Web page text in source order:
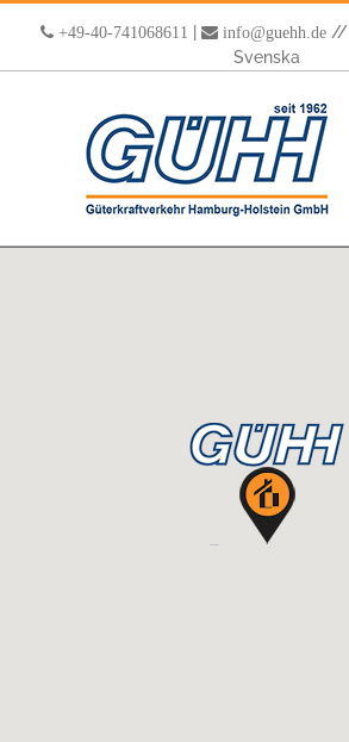
+49-40-741068611 info@guehh.de//
Svenska